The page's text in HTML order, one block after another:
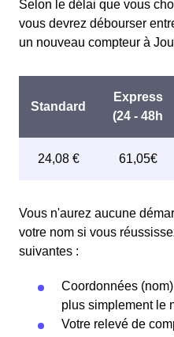
Selon le délai que vous
vous devrez débourser
un nouveau compteur à
Vous n'aurez aucune
votre nom si vous
suivantes :
Coordonnées
plus simplement le
Votre relevé de